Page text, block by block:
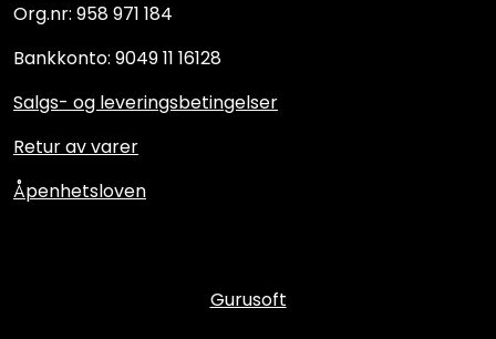
Org.nr: 958 971 184
Bankkonto: 9049 11 16128
Salgs- og leveringsbetingelser
Retur av varer
Åpenhetsloven
Gurusoft